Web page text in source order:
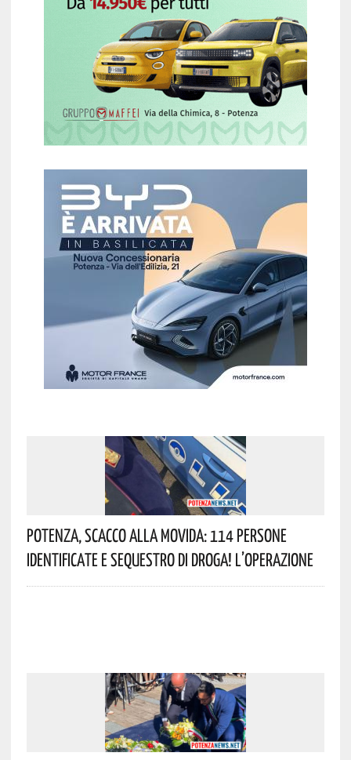
Potenza, Scacco Alla Movida: 114 Persone
Identificate E Sequestro Di Droga! L’operazione